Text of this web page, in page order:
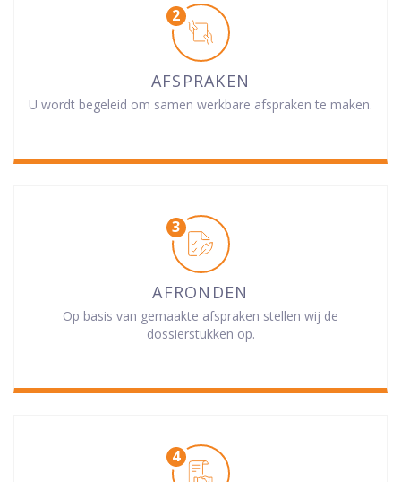
AFSPRAKEN
U wordt begeleid om samen werkbare afspraken te maken.
AFRONDEN
Op basis van gemaakte afspraken stellen wij de
dossierstukken op.